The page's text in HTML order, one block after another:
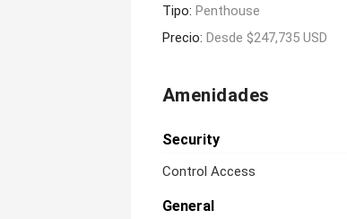
Tipo: Penthouse
Precio: Desde $247,735 USD
Amenidades
Security
Control Access
General